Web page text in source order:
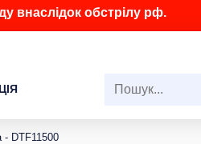
внаслідок обстрілу рф.
- DTF11500